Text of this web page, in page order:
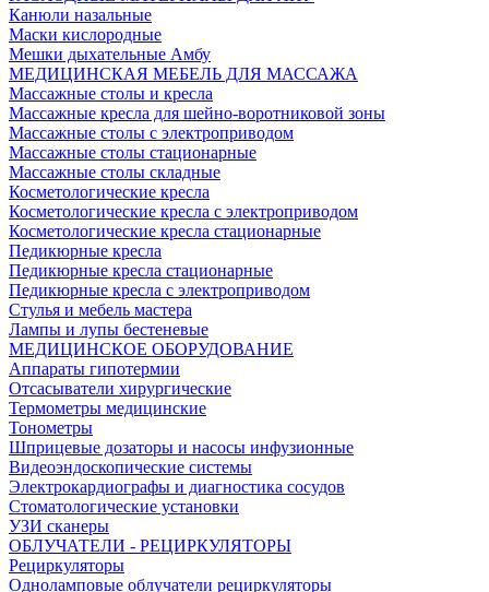
Канюли назальные
Маски кислородные
Мешки дыхательные Амбу
МЕДИЦИНСКАЯ МЕБЕЛЬ ДЛЯ МАССАЖА
Массажные столы и кресла
Массажные кресла для шейно-воротниковой зоны
Массажные столы с электроприводом
Массажные столы стационарные
Массажные столы складные
Косметологические кресла
Косметологические кресла с электроприводом
Косметологические кресла стационарные
Педикюрные кресла
Педикюрные кресла стационарные
Педикюрные кресла с электроприводом
Стулья и мебель мастера
Лампы и лупы бестеневые
МЕДИЦИНСКОЕ ОБОРУДОВАНИЕ
Аппараты гипотермии
Отсасыватели хирургические
Термометры медицинские
Тонометры
Шприцевые дозаторы и насосы инфузионные
Видеоэндоскопические системы
Электрокардиографы и диагностика сосудов
Стоматологические установки
УЗИ сканеры
ОБЛУЧАТЕЛИ - РЕЦИРКУЛЯТОРЫ
Рециркуляторы
Одноламповые облучатели рециркуляторы